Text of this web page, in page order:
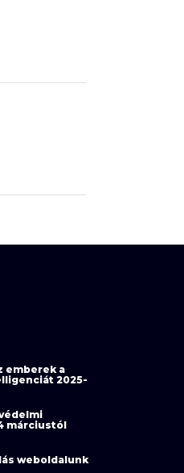
emberek a
2025-
márciustól
weboldalunk